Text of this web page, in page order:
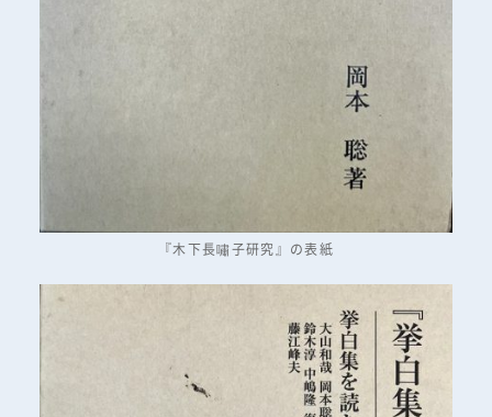
『木下長嘯子研究』の表紙